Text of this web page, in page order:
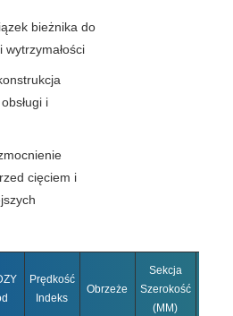
bieżnika do
wytrzymałości
i
cięciem i
Prędkość
Indeks
Obrzeże
Sekcja
Szerokość
(MM)